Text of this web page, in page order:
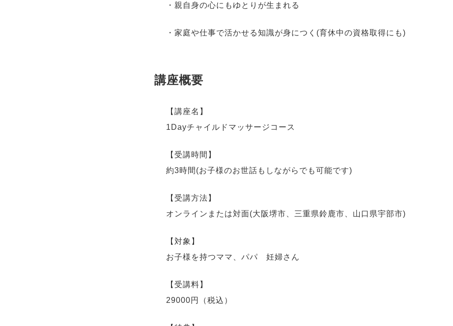
・親自身の心にもゆとりが生まれる
・家庭や仕事で活かせる知識が身につく(育休中の資格取得にも)
講座概要
【講座名】
1Dayチャイルドマッサージコース
【受講時間】
約3時間(お子様のお世話もしながらでも可能です)
【受講方法】
オンラインまたは対面(大阪堺市、三重県鈴鹿市、山口県宇部市)
【対象】
お子様を持つママ、パパ 妊婦さん
【受講料】
29000円（税込）